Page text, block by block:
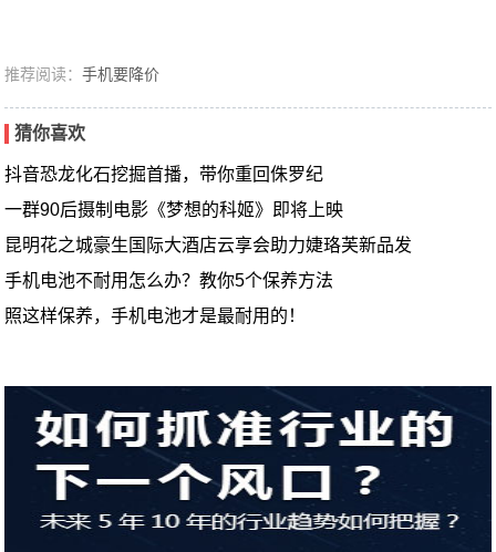
推荐阅读：手机要降价
猜你喜欢
抖音恐龙化石挖掘首播，带你重回侏罗纪
一群90后摄制电影《梦想的科姬》即将上映
昆明花之城豪生国际大酒店云享会助力婕珞芙新品发
手机电池不耐用怎么办？教你5个保养方法
照这样保养，手机电池才是最耐用的！